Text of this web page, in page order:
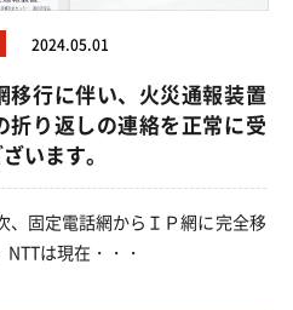
2024.05.01
移行に伴い、火災通報装置
折り返しの連絡を正常に受
います。
、固定電話網からＩＰ網に完全移
は現在・・・